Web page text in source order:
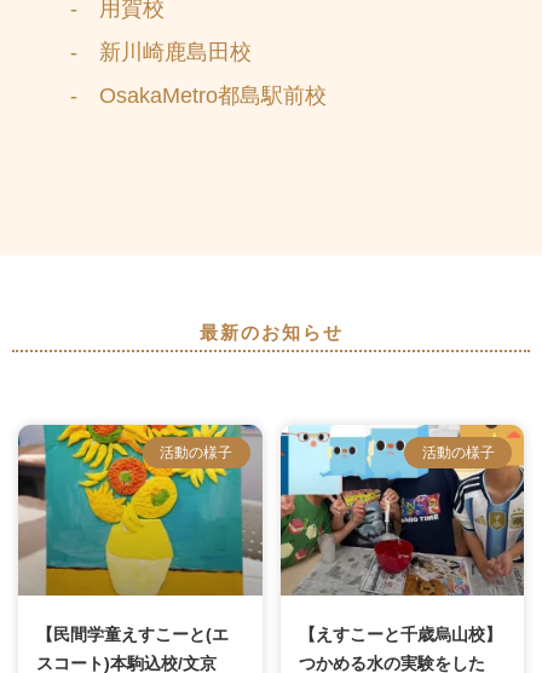
- 用賀校
- 新川崎鹿島田校
- OsakaMetro都島駅前校
最新のお知らせ
活動の様子
【民間学童えすこーと(エ
スコート)本駒込校/文京
活動の様子
【えすこーと千歳烏山校】
つかめる水の実験をした